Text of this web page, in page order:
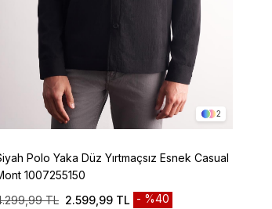
2
Polo Yaka Düz Yırtmaçsız Esnek Casual
1007255150
TL 2.599,99 TL
%40